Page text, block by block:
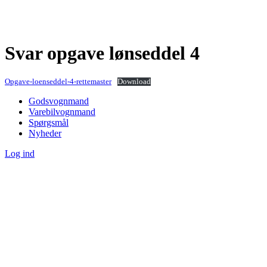
Svar opgave lønseddel 4
Opgave-loenseddel-4-rettemaster Download
Godsvognmand
Varebilvognmand
Spørgsmål
Nyheder
Log ind